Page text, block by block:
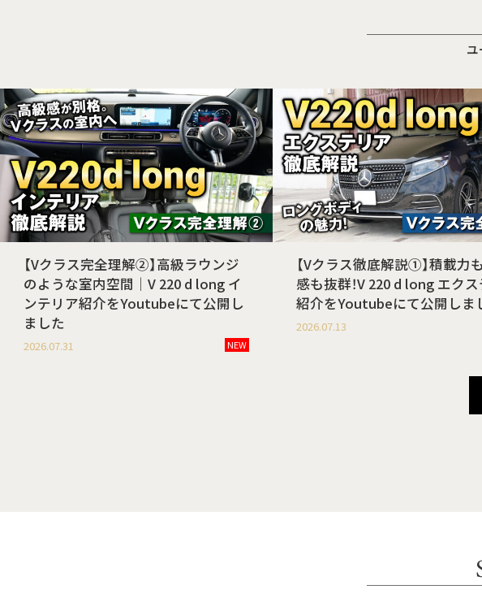
【Vクラス完全理解②】高級ラウンジ
のような室内空間｜V 220 d long イ
ンテリア紹介をYoutubeにて公開し
ました
2026.07.31 NEW
【Vクラス徹底解説①】積載力
感も抜群！V 220 d long エク
紹介をYoutubeにて公開しま
2026.07.13